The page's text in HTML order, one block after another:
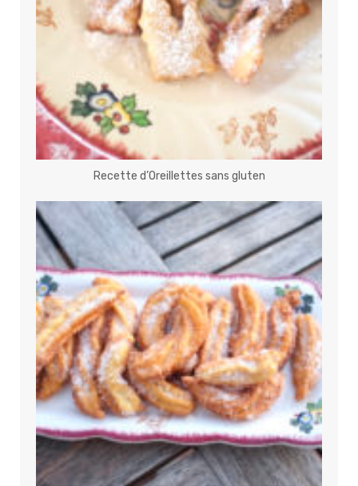
Recette d’Oreillettes sans gluten